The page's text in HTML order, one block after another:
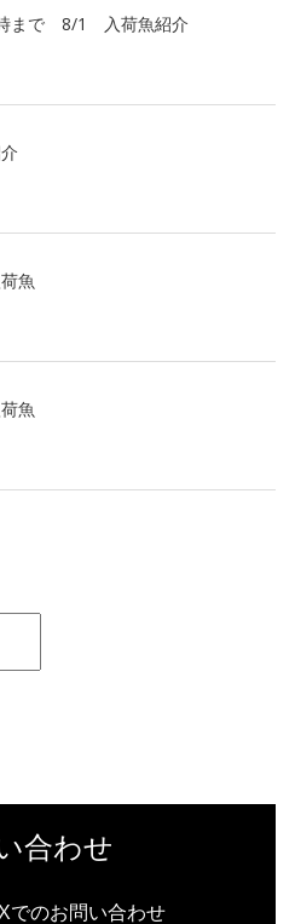
まで 8/1 入荷魚紹介
魚
魚
合わせ
でのお問い合わせ